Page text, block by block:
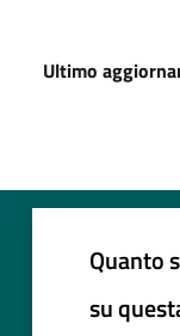
Ultimo
Quanto
su